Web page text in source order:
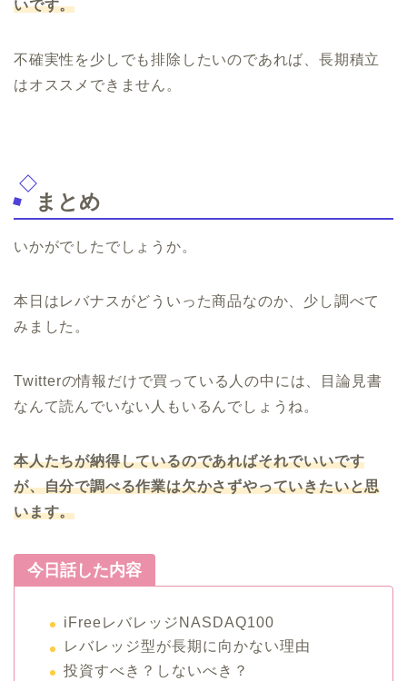
いです。
不確実性を少しでも排除したいのであれば、長期積立
はオススメできません。
まとめ
いかがでしたでしょうか。
本日はレバナスがどういった商品なのか、少し調べて
みました。
Twitterの情報だけで買っている人の中には、目論見書
なんて読んでいない人もいるんでしょうね。
本人たちが納得しているのであればそれでいいです
が、自分で調べる作業は欠かさずやっていきたいと思
います。
今日話した内容
iFreeレバレッジNASDAQ100
レバレッジ型が長期に向かない理由
投資すべき？しないべき？